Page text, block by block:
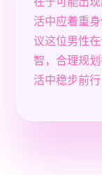
活中应着重
议这位男性
智，合理规
活中稳步前